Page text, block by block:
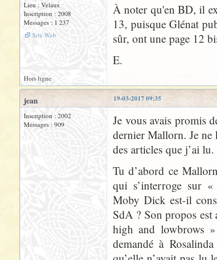
Lieu : Velaux
Inscription : 2008
Messages : 1 237
Site Web
À noter qu'en BD, il
13, puisque Glénat
sûr, ont une page 12
E.
Hors ligne
19-03-2017 09:35
jean
Inscription : 2002
Messages : 909
Je vous avais promis
dernier Mallorn. Je ne
des articles que j’ai lu.
Tu d’abord ce
qui s’interroge sur
Moby Dick est-il
SdA ? Son propos est
high and lowbrows
demandé à